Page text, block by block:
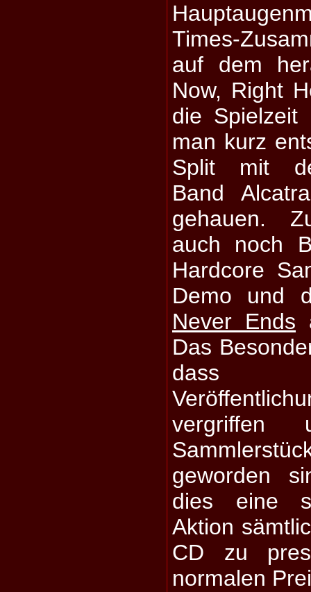
Times-
auf dem
Now, Right
die
man kurz
Split mit
Band
gehauen.
auch noch
Hardcore
Demo und
Never Ends
Das
dass
geworden
dies eine
Aktion
CD zu
normalen